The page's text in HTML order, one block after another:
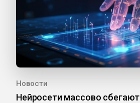
Новости
Нейросети массово сбегают